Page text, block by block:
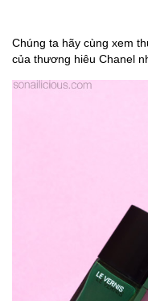
Chúng ta hãy cùng xem
của thương hiêu Chanel